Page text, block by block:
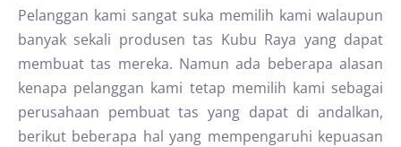
Pelanggan kami sangat suka memilih kami walaupun
banyak sekali produsen tas Kubu Raya yang dapat
membuat tas mereka. Namun ada beberapa alasan
kenapa pelanggan kami tetap memilih kami sebagai
perusahaan pembuat tas yang dapat di andalkan,
berikut beberapa hal yang mempengaruhi kepuasan